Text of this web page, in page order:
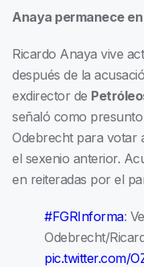
Anaya permanece
Ricardo Anaya vive
después de la
exdirector de
señaló como
Odebrecht para votar
el sexenio anterior.
en reiteradas por el
#FGRInforma:
Odebrecht/
pic.twitter.com/